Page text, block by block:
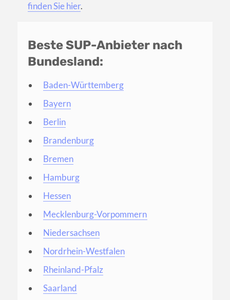
finden Sie hier.
Beste SUP-Anbieter nach
Bundesland:
Baden-Württemberg
Bayern
Berlin
Brandenburg
Bremen
Hamburg
Hessen
Mecklenburg-Vorpommern
Niedersachsen
Nordrhein-Westfalen
Rheinland-Pfalz
Saarland